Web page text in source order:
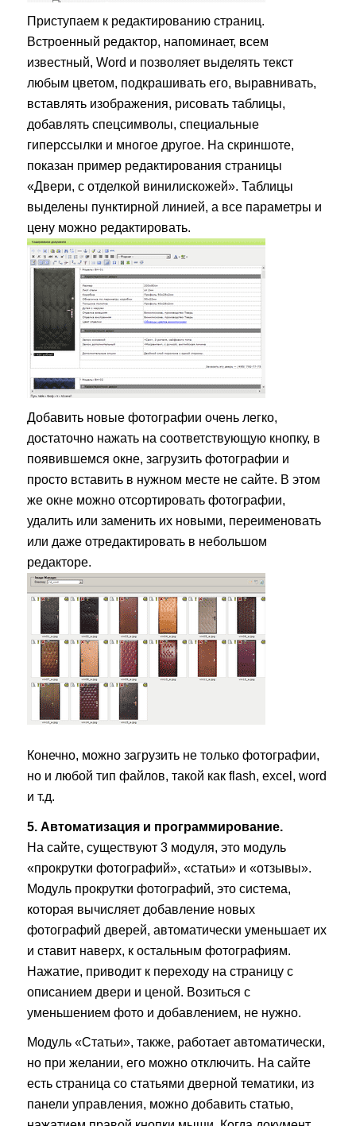
Приступаем к редактированию страниц.
Встроенный редактор, напоминает, всем
известный, Word и позволяет выделять текст
любым цветом, подкрашивать его, выравнивать,
вставлять изображения, рисовать таблицы,
добавлять спецсимволы, специальные
гиперссылки и многое другое. На скриншоте,
показан пример редактирования страницы
«Двери, с отделкой винилискожей». Таблицы
выделены пунктирной линией, а все параметры и
цену можно редактировать.
Добавить новые фотографии очень легко,
достаточно нажать на соответствующую кнопку, в
появившемся окне, загрузить фотографии и
просто вставить в нужном месте не сайте. В этом
же окне можно отсортировать фотографии,
удалить или заменить их новыми, переименовать
или даже отредактировать в небольшом
редакторе.
Конечно, можно загрузить не только фотографии,
но и любой тип файлов, такой как flash, excel, word
и т.д.
5. Автоматизация и программирование.
На сайте, существуют 3 модуля, это модуль
«прокрутки фотографий», «статьи» и «отзывы».
Модуль прокрутки фотографий, это система,
которая вычисляет добавление новых
фотографий дверей, автоматически уменьшает их
и ставит наверх, к остальным фотографиям.
Нажатие, приводит к переходу на страницу с
описанием двери и ценой. Возиться с
уменьшением фото и добавлением, не нужно.
Модуль «Статьи», также, работает автоматически,
но при желании, его можно отключить. На сайте
есть страница со статьями дверной тематики, из
панели управления, можно добавить статью,